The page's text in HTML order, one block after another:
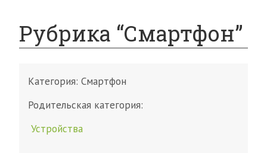
Рубрика “Смартфон”
Категория: Смартфон
Родительская категория:
Устройства